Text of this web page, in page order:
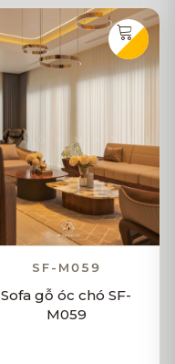
SF-M059
Sofa gỗ óc chó SF-
M059